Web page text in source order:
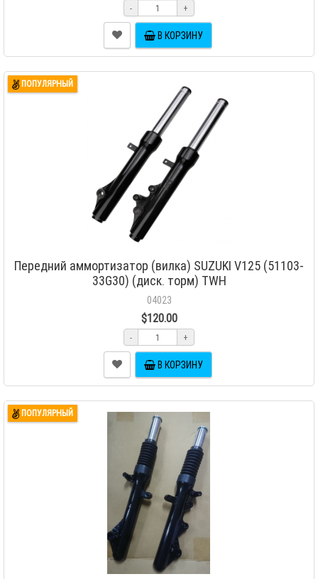
- +
В КОРЗИНУ
ПОПУЛЯРНЫЙ
Передний аммортизатор (вилка) SUZUKI V125 (51103-
33G30) (диск. торм) TWH
04023
$120.00
- +
В КОРЗИНУ
ПОПУЛЯРНЫЙ